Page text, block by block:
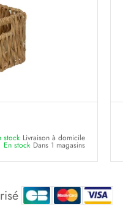
stock Livraison à domicile
En stock Dans 1 magasins